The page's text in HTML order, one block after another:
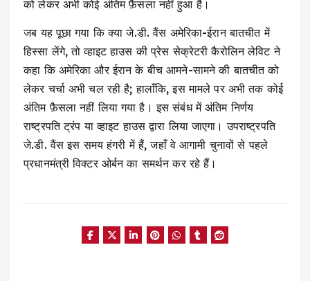
को लेकर अभी कोई अंतिम फ़ैसला नहीं हुआ है।
जब यह पूछा गया कि क्या जे.डी. वैंस अमेरिका-ईरान बातचीत में
हिस्सा लेंगे, तो व्हाइट हाउस की प्रेस सेक्रेटरी कैरोलिन लेविट ने
कहा कि अमेरिका और ईरान के बीच आमने-सामने की बातचीत को
लेकर चर्चा अभी चल रही है; हालाँकि, इस मामले पर अभी तक कोई
अंतिम फ़ैसला नहीं लिया गया है। इस संबंध में अंतिम निर्णय
राष्ट्रपति ट्रंप या व्हाइट हाउस द्वारा लिया जाएगा। उपराष्ट्रपति
जे.डी. वैंस इस समय हंगरी में हैं, जहाँ वे आगामी चुनावों से पहले
प्रधानमंत्री विक्टर ओर्बन का समर्थन कर रहे हैं।